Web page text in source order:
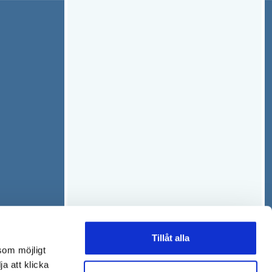
möjligt
att klicka
Tillåt alla